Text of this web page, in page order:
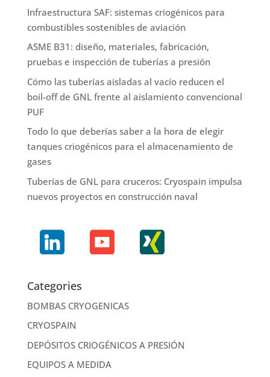
Infraestructura SAF: sistemas criogénicos para
combustibles sostenibles de aviación
ASME B31: diseño, materiales, fabricación,
pruebas e inspección de tuberías a presión
Cómo las tuberías aisladas al vacío reducen el
boil-off de GNL frente al aislamiento convencional
PUF
Todo lo que deberías saber a la hora de elegir
tanques criogénicos para el almacenamiento de
gases
Tuberías de GNL para cruceros: Cryospain impulsa
nuevos proyectos en construcción naval
Categories
BOMBAS CRYOGENICAS
CRYOSPAIN
DEPÓSITOS CRIOGÉNICOS A PRESIÓN
EQUIPOS A MEDIDA